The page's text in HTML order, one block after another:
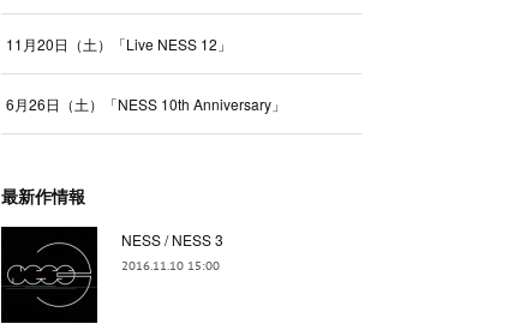
11月20日（土）「Live NESS 12」
6月26日（土）「NESS 10th Anniversary」
最新作情報
NESS / NESS 3
2016.11.10 15:00